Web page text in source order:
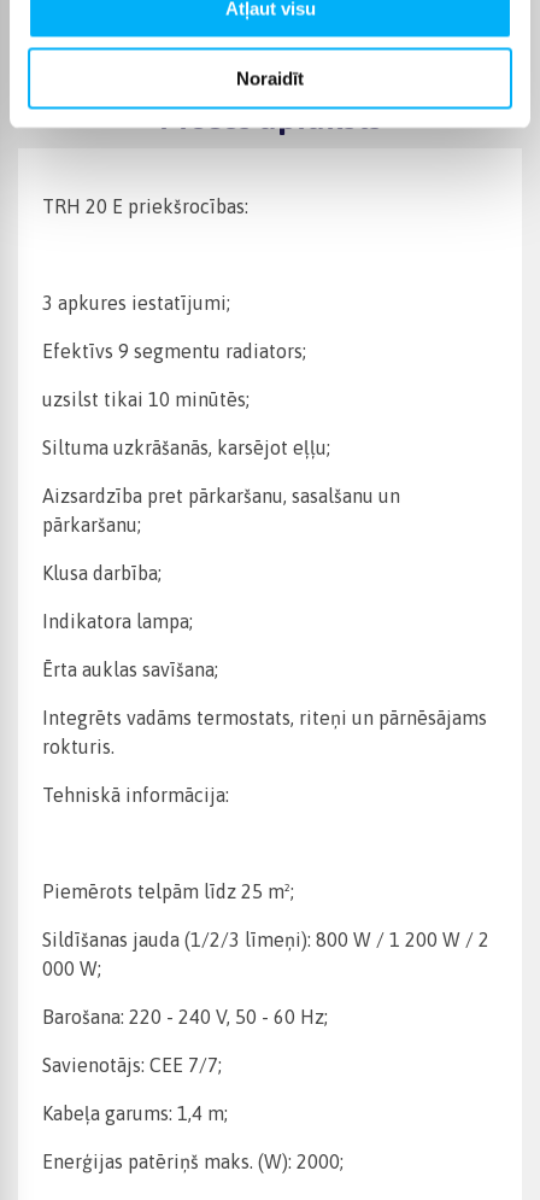
Atļaut visu
Noraidīt
Produkta kategorija Eļļas radiatori
Preces apraksts
TRH 20 E priekšrocības:
3 apkures iestatījumi;
Efektīvs 9 segmentu radiators;
uzsilst tikai 10 minūtēs;
Siltuma uzkrāšanās, karsējot eļļu;
Aizsardzība pret pārkaršanu, sasalšanu un
pārkaršanu;
Klusa darbība;
Indikatora lampa;
Ērta auklas savīšana;
Integrēts vadāms termostats, riteņi un pārnēsājams
rokturis.
Tehniskā informācija:
Piemērots telpām līdz 25 m²;
Sildīšanas jauda (1/2/3 līmeņi): 800 W / 1 200 W / 2
000 W;
Barošana: 220 - 240 V, 50 - 60 Hz;
Savienotājs: CEE 7/7;
Kabeļa garums: 1,4 m;
Enerģijas patēriņš maks. (W): 2000;